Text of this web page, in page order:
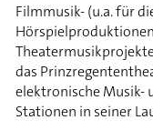
Filmmusik- (u.a. für
das
elektronische Musik-
Stationen in seiner